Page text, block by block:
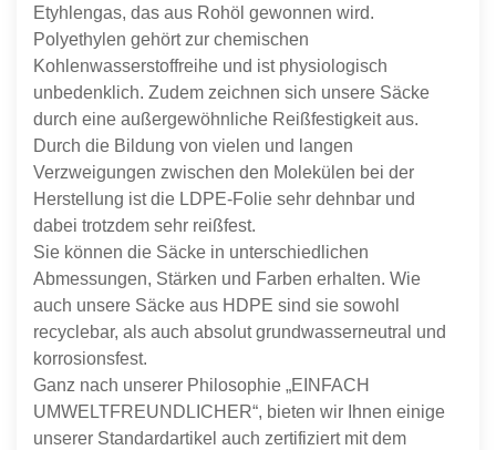
Etyhlengas, das aus Rohöl gewonnen wird.
Polyethylen gehört zur chemischen
Kohlenwasserstoffreihe und ist physiologisch
unbedenklich. Zudem zeichnen sich unsere Säcke
durch eine außergewöhnliche Reißfestigkeit aus.
Durch die Bildung von vielen und langen
Verzweigungen zwischen den Molekülen bei der
Herstellung ist die LDPE-Folie sehr dehnbar und
dabei trotzdem sehr reißfest.
Sie können die Säcke in unterschiedlichen
Abmessungen, Stärken und Farben erhalten. Wie
auch unsere Säcke aus HDPE sind sie sowohl
recyclebar, als auch absolut grundwasserneutral und
korrosionsfest.
Ganz nach unserer Philosophie „EINFACH
UMWELTFREUNDLICHER“, bieten wir Ihnen einige
unserer Standardartikel auch zertifiziert mit dem